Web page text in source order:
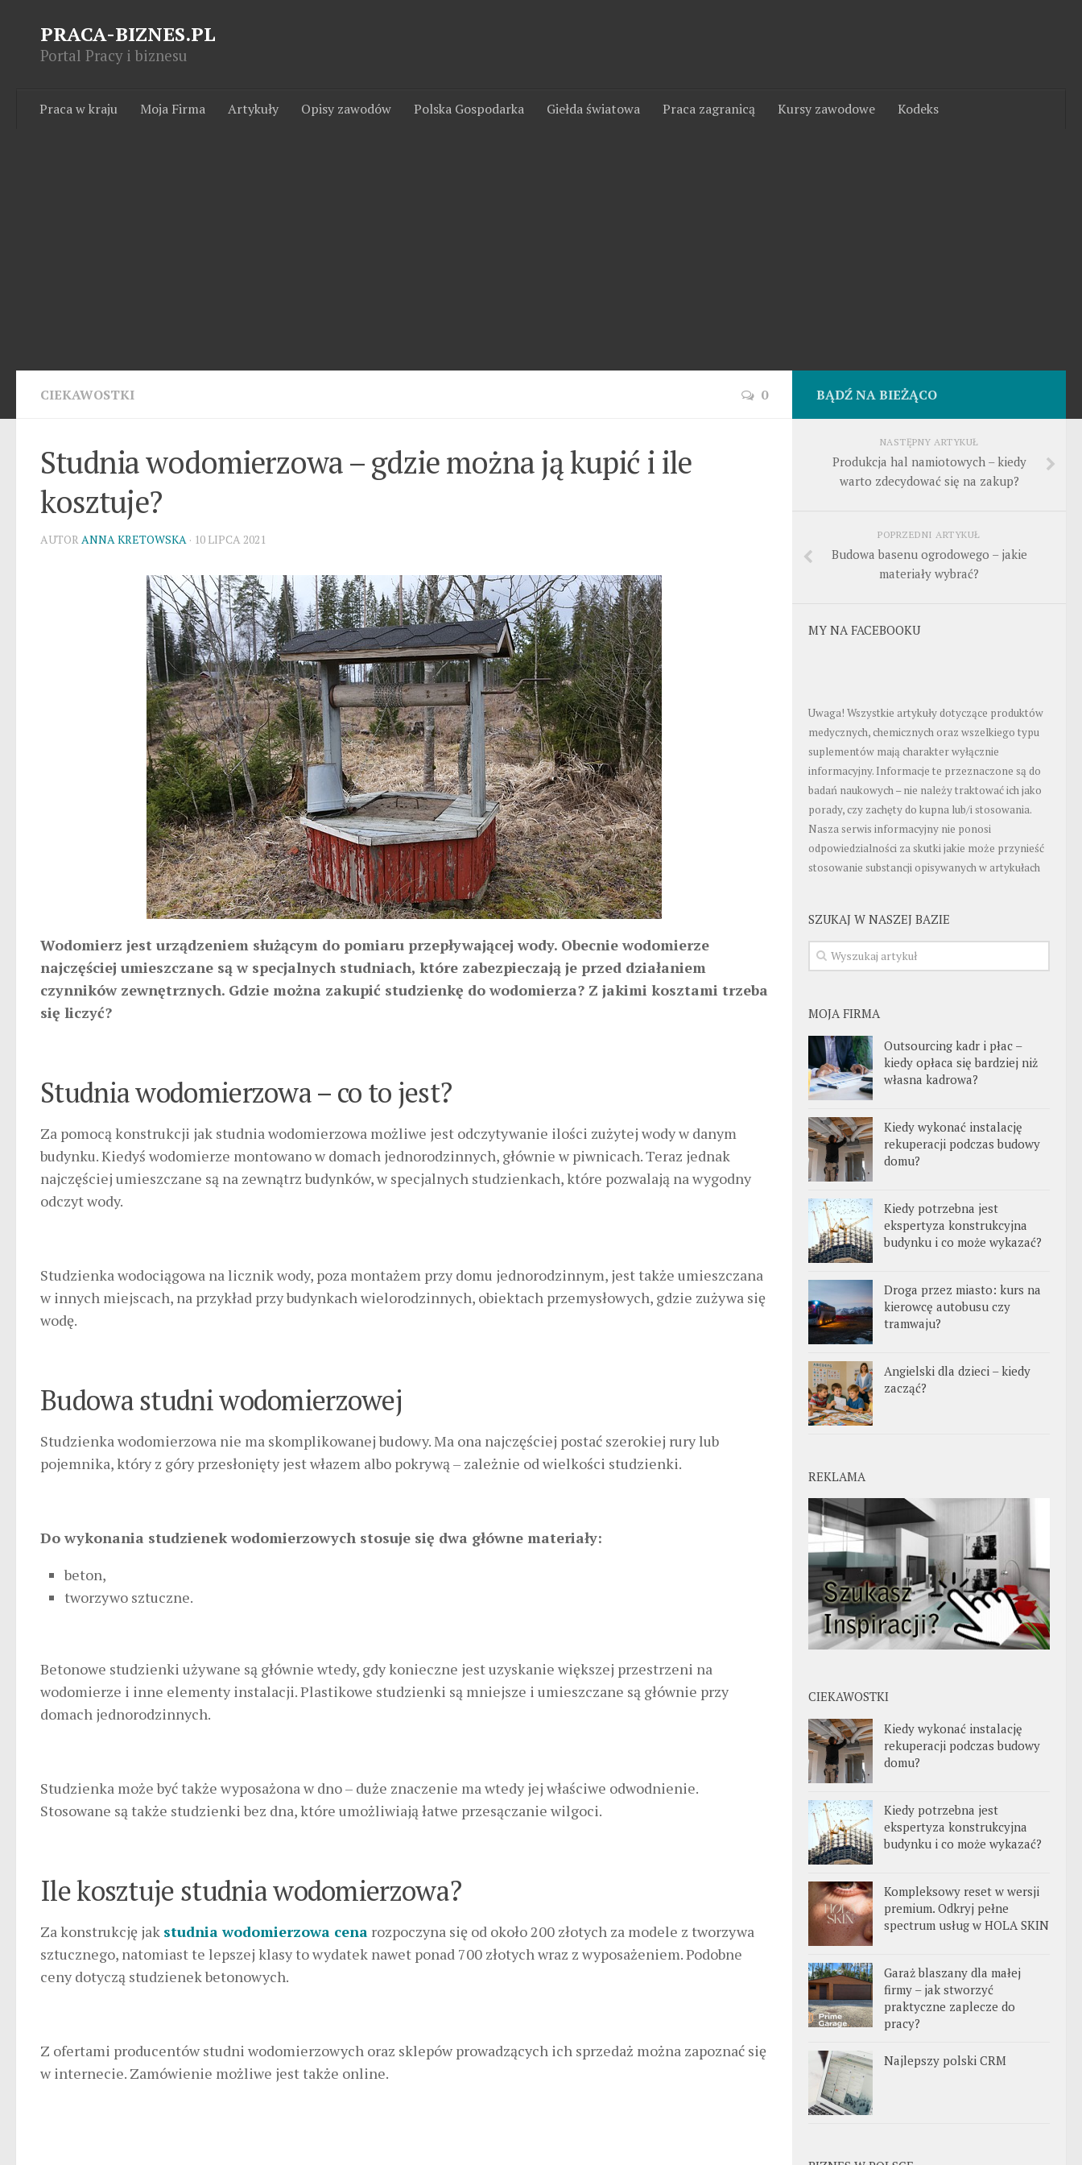
PRACA-BIZNES.PL
Portal Pracy i biznesu
Praca w kraju Moja Firma Artykuły Opisy zawodów Polska Gospodarka Giełda światowa Praca zagranicą Kursy zawodowe Kodeks
CIEKAWOSTKI 0
Studnia wodomierzowa – gdzie można ją kupić i ile
kosztuje?
AUTOR ANNA KRETOWSKA · 10 LIPCA 2021
Wodomierz jest urządzeniem służącym do pomiaru przepływającej wody. Obecnie wodomierze
najczęściej umieszczane są w specjalnych studniach, które zabezpieczają je przed działaniem
czynników zewnętrznych. Gdzie można zakupić studzienkę do wodomierza? Z jakimi kosztami trzeba
się liczyć?
Studnia wodomierzowa – co to jest?
Za pomocą konstrukcji jak studnia wodomierzowa możliwe jest odczytywanie ilości zużytej wody w danym
budynku. Kiedyś wodomierze montowano w domach jednorodzinnych, głównie w piwnicach. Teraz jednak
najczęściej umieszczane są na zewnątrz budynków, w specjalnych studzienkach, które pozwalają na wygodny
odczyt wody.
Studzienka wodociągowa na licznik wody, poza montażem przy domu jednorodzinnym, jest także umieszczana
w innych miejscach, na przykład przy budynkach wielorodzinnych, obiektach przemysłowych, gdzie zużywa się
wodę.
Budowa studni wodomierzowej
Studzienka wodomierzowa nie ma skomplikowanej budowy. Ma ona najczęściej postać szerokiej rury lub
pojemnika, który z góry przesłonięty jest włazem albo pokrywą – zależnie od wielkości studzienki.
Do wykonania studzienek wodomierzowych stosuje się dwa główne materiały:
beton,
tworzywo sztuczne.
Betonowe studzienki używane są głównie wtedy, gdy konieczne jest uzyskanie większej przestrzeni na
wodomierze i inne elementy instalacji. Plastikowe studzienki są mniejsze i umieszczane są głównie przy
domach jednorodzinnych.
Studzienka może być także wyposażona w dno – duże znaczenie ma wtedy jej właściwe odwodnienie.
Stosowane są także studzienki bez dna, które umożliwiają łatwe przesączanie wilgoci.
Ile kosztuje studnia wodomierzowa?
Za konstrukcję jak studnia wodomierzowa cena rozpoczyna się od około 200 złotych za modele z tworzywa
sztucznego, natomiast te lepszej klasy to wydatek nawet ponad 700 złotych wraz z wyposażeniem. Podobne
ceny dotyczą studzienek betonowych.
Z ofertami producentów studni wodomierzowych oraz sklepów prowadzących ich sprzedaż można zapoznać się
w internecie. Zamówienie możliwe jest także online.
BĄDŹ NA BIEŻĄCO
NASTĘPNY ARTYKUŁ
Produkcja hal namiotowych – kiedy
warto zdecydować się na zakup?
POPRZEDNI ARTYKUŁ
Budowa basenu ogrodowego – jakie
materiały wybrać?
MY NA FACEBOOKU
Uwaga! Wszystkie artykuły dotyczące produktów
medycznych, chemicznych oraz wszelkiego typu
suplementów mają charakter wyłącznie
informacyjny. Informacje te przeznaczone są do
badań naukowych – nie należy traktować ich jako
porady, czy zachęty do kupna lub/i stosowania.
Nasza serwis informacyjny nie ponosi
odpowiedzialności za skutki jakie może przynieść
stosowanie substancji opisywanych w artykułach
SZUKAJ W NASZEJ BAZIE
MOJA FIRMA
Outsourcing kadr i płac –
kiedy opłaca się bardziej niż
własna kadrowa?
Kiedy wykonać instalację
rekuperacji podczas budowy
domu?
Kiedy potrzebna jest
ekspertyza konstrukcyjna
budynku i co może wykazać?
Droga przez miasto: kurs na
kierowcę autobusu czy
tramwaju?
Angielski dla dzieci – kiedy
zacząć?
REKLAMA
CIEKAWOSTKI
Kiedy wykonać instalację
rekuperacji podczas budowy
domu?
Kiedy potrzebna jest
ekspertyza konstrukcyjna
budynku i co może wykazać?
Kompleksowy reset w wersji
premium. Odkryj pełne
spectrum usług w HOLA SKIN
Garaż blaszany dla małej
firmy – jak stworzyć
praktyczne zaplecze do
pracy?
Najlepszy polski CRM